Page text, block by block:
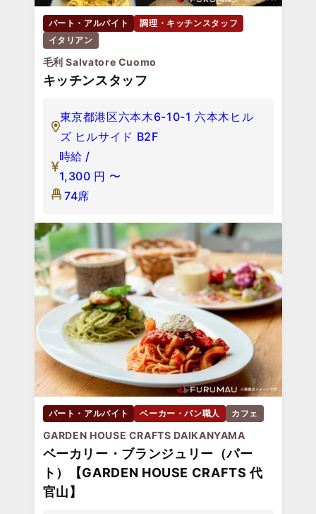
パート・アルバイト
調理・キッチンスタッフ
イタリアン
毛利 Salvatore Cuomo
キッチンスタッフ
東京都港区六本木6-10-1 六本木ヒル
ズ ヒルサイド B2F
時給 /
1,300 円 〜
74席
パート・アルバイト ベーカー・パン職人 カフェ
GARDEN HOUSE CRAFTS DAIKANYAMA
ベーカリー・ブランジュリー（パー
ト）【GARDEN HOUSE CRAFTS 代
官山】